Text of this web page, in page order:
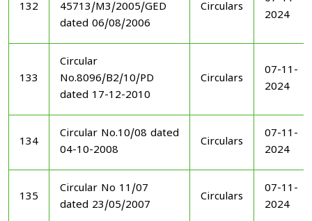
132
45713/M3/2005/GED
dated 06/08/2006
Circulars
2024
133
Circular
No.8096/B2/10/PD
dated 17-12-2010
Circulars
07-11-
2024
134
Circular No.10/08 dated
04-10-2008
Circulars
07-11-
2024
135
Circular No 11/07
dated 23/05/2007
Circulars
07-11-
2024